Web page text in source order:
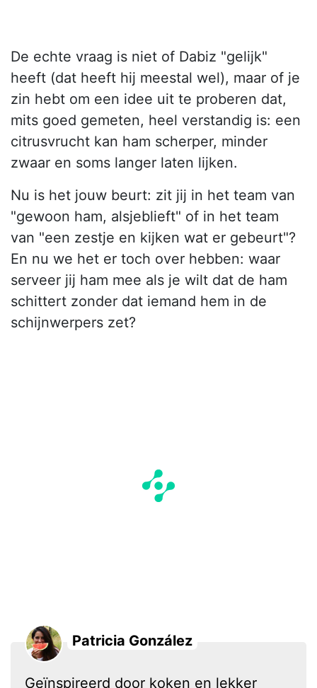
De echte vraag is niet of Dabiz "gelijk"
heeft (dat heeft hij meestal wel), maar of je
zin hebt om een idee uit te proberen dat,
mits goed gemeten, heel verstandig is: een
citrusvrucht kan ham scherper, minder
zwaar en soms langer laten lijken.
Nu is het jouw beurt: zit jij in het team van
"gewoon ham, alsjeblieft" of in het team
van "een zestje en kijken wat er gebeurt"?
En nu we het er toch over hebben: waar
serveer jij ham mee als je wilt dat de ham
schittert zonder dat iemand hem in de
schijnwerpers zet?
Patricia González
Geïnspireerd door koken en lekker